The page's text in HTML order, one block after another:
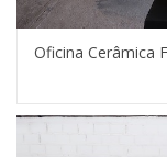
Oficina Cerâmica